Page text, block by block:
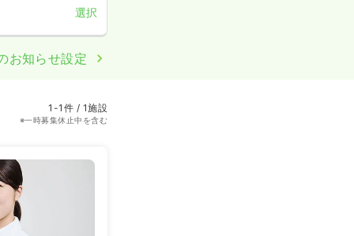
選択
お知らせ設定
1-1件 / 1施設
※一時募集休止中を含む